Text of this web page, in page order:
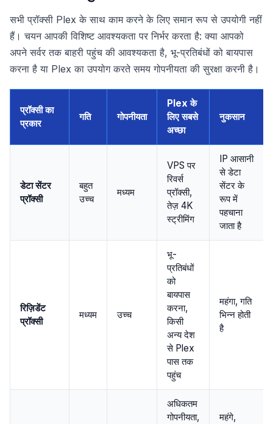
सभी प्रॉक्सी Plex के साथ काम करने के लिए समान रूप से उपयोगी नहीं
हैं। चयन आपकी विशिष्ट आवश्यकता पर निर्भर करता है: क्या आपको
अपने सर्वर तक बाहरी पहुंच की आवश्यकता है, भू-प्रतिबंधों को बायपास
करना है या Plex का उपयोग करते समय गोपनीयता की सुरक्षा करनी है।
प्रॉक्सी का
प्रकार
गति गोपनीयता
Plex के
लिए सबसे
अच्छा
नुकसान
डेटा सेंटर
प्रॉक्सी
बहुत
उच्च
मध्यम
VPS पर
रिवर्स
प्रॉक्सी,
तेज़ 4K
स्ट्रीमिंग
IP आसानी
से डेटा
सेंटर के
रूप में
पहचाना
जाता है
रिज़िडेंट
प्रॉक्सी
मध्यम उच्च
भू-
प्रतिबंधों
को
बायपास
करना,
किसी
अन्य देश
से Plex
पास तक
पहुंच
महंगा, गति
भिन्न होती
है
अधिकतम
गोपनीयता,
महंगे,